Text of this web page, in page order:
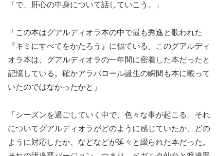
「で、肝心の中身について話していこう。」
「この本はグアルディオラ本の中で最も秀逸と歌われた
『キミにすべてをかたろう』に似ている。このグアルディ
オラ本は、グアルディオラの一年間に密着した本だったと
記憶している。確かアラバロール誕生の瞬間も本に載って
いたのではなかったかと」
「シーズンを過ごしていく中で、色々な事が起こる。それ
についてグアルディオラがどのように感じていたか、どの
ように対応したか、などなどが延々と綴られた本だった。